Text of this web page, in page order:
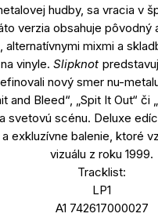
hudby, sa vracia v
verzia obsahuje pôvodný
alternatívnymi mixmi a
vinyle. Slipknot
nový smer nu-
and Bleed“, „Spit It Out“ či
svetovú scénu. Deluxe
exkluzívne balenie, ktoré
vizuálu z roku 1999.
Tracklist:
LP1
A1 742617000027